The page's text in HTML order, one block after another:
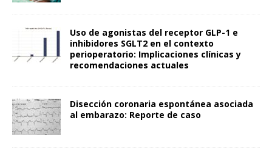
Uso de agonistas del receptor GLP-1 e
inhibidores SGLT2 en el contexto
perioperatorio: Implicaciones clínicas y
recomendaciones actuales
Disección coronaria espontánea asociada
al embarazo: Reporte de caso